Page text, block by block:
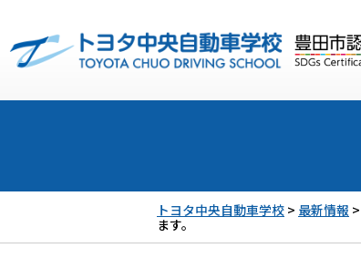
トヨタ中央自動車学校 > 最新情報 >
ます。